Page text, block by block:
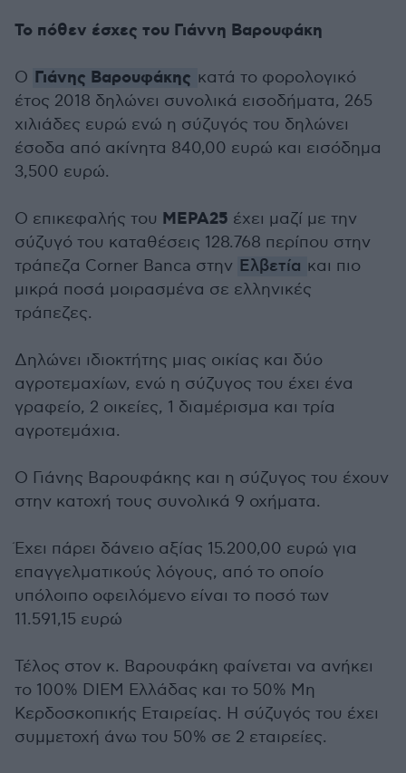
Το πόθεν έσχες του Γιάννη Βαρουφάκη
Ο Γιάνης Βαρουφάκης κατά το φορολογικό
έτος 2018 δηλώνει συνολικά εισοδήματα, 265
χιλιάδες ευρώ ενώ η σύζυγός του δηλώνει
έσοδα από ακίνητα 840,00 ευρώ και εισόδημα
3,500 ευρώ.
Ο επικεφαλής του ΜΕΡΑ25 έχει μαζί με την
σύζυγό του καταθέσεις 128.768 περίπου στην
τράπεζα Corner Banca στην Ελβετία και πιο
μικρά ποσά μοιρασμένα σε ελληνικές
τράπεζες.
Δηλώνει ιδιοκτήτης μιας οικίας και δύο
αγροτεμαχίων, ενώ η σύζυγος του έχει ένα
γραφείο, 2 οικείες, 1 διαμέρισμα και τρία
αγροτεμάχια.
Ο Γιάνης Βαρουφάκης και η σύζυγος του έχουν
στην κατοχή τους συνολικά 9 οχήματα.
Έχει πάρει δάνειο αξίας 15.200,00 ευρώ για
επαγγελματικούς λόγους, από το οποίο
υπόλοιπο οφειλόμενο είναι το ποσό των
11.591,15 ευρώ
Τέλος στον κ. Βαρουφάκη φαίνεται να ανήκει
το 100% DΙΕΜ Ελλάδας και το 50% Μη
Κερδοσκοπικής Εταιρείας. Η σύζυγός του έχει
συμμετοχή άνω του 50% σε 2 εταιρείες.